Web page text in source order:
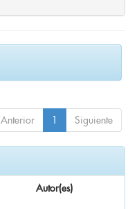
Anterior 1 Siguiente
Autor(es)